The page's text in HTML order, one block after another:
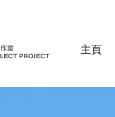
主頁